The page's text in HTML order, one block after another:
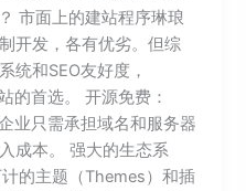
市面上的建站程序琳琅
开发，各有优劣。但综
统和SEO友好度，
的首选。 开源免费：
业只需承担域名和服务器
成本。 强大的生态系
的主题（Themes）和插